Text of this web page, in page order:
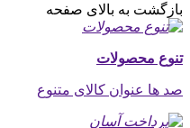
بازگشت به بالای صفحه
تنوع محصولات
صد ها عنوان کالای متنوع